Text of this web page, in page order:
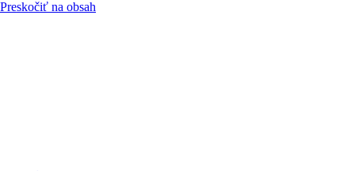
Preskočiť na obsah